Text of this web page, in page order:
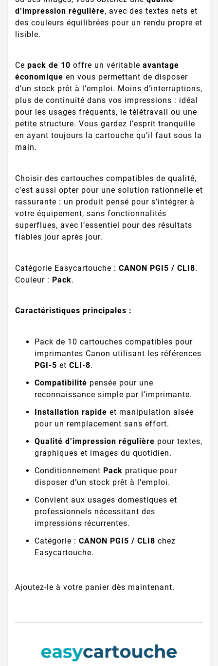
d’impression régulière, avec des textes nets et
des couleurs équilibrées pour un rendu propre et
lisible.
Ce pack de 10 offre un véritable avantage
économique en vous permettant de disposer
d’un stock prêt à l’emploi. Moins d’interruptions,
plus de continuité dans vos impressions : idéal
pour les usages fréquents, le télétravail ou une
petite structure. Vous gardez l’esprit tranquille
en ayant toujours la cartouche qu’il faut sous la
main.
Choisir des cartouches compatibles de qualité,
c’est aussi opter pour une solution rationnelle et
rassurante : un produit pensé pour s’intégrer à
votre équipement, sans fonctionnalités
superflues, avec l’essentiel pour des résultats
fiables jour après jour.
Catégorie Easycartouche : CANON PGI5 / CLI8.
Couleur : Pack.
Caractéristiques principales :
Pack de 10 cartouches compatibles pour
imprimantes Canon utilisant les références
PGI-5 et CLI-8.
Compatibilité pensée pour une
reconnaissance simple par l’imprimante.
Installation rapide et manipulation aisée
pour un remplacement sans effort.
Qualité d’impression régulière pour textes,
graphiques et images du quotidien.
Conditionnement Pack pratique pour
disposer d’un stock prêt à l’emploi.
Convient aux usages domestiques et
professionnels nécessitant des
impressions récurrentes.
Catégorie : CANON PGI5 / CLI8 chez
Easycartouche.
Ajoutez-le à votre panier dès maintenant.